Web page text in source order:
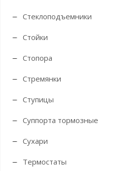
Стеклоподъемники
Стойки
Стопора
Стремянки
Ступицы
Суппорта тормозные
Сухари
Термостаты